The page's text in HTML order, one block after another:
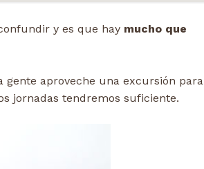
y es que hay mucho que
gente aproveche una excursión para
jornadas tendremos suficiente.